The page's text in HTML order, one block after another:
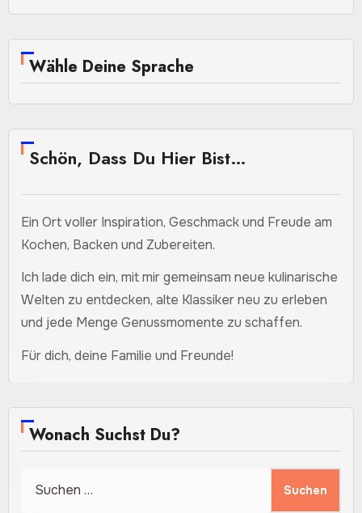
Wähle Deine Sprache
Schön, Dass Du Hier Bist…
Ein Ort voller Inspiration, Geschmack und Freude am
Kochen, Backen und Zubereiten.
Ich lade dich ein, mit mir gemeinsam neue kulinarische
Welten zu entdecken, alte Klassiker neu zu erleben
und jede Menge Genussmomente zu schaffen.
Für dich, deine Familie und Freunde!
Wonach Suchst Du?